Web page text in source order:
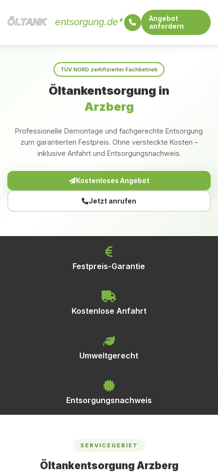
ÖLTANK
ÖLTANK entsorgung.de
Angebot
anfordern
TÜV NORD zertifizierter Fachbetrieb
Öltankentsorgung in
Arzberg
Professionelle Demontage und fachgerechte Entsorgung
zum garantierten Festpreis. Ohne versteckte Kosten –
inklusive Anfahrt und Entsorgungsnachweis.
Kostenloses Angebot
Jetzt anrufen
Festpreis-Garantie
Kostenlose Anfahrt
Umweltgerecht
Entsorgungsnachweis
SERVICEGEBIET
Öltankentsorgung Arzberg